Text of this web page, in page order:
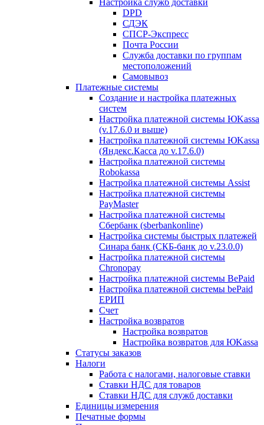
Настройка служб доставки
DPD
СДЭК
СПСР-Экспресс
Почта России
Служба доставки по группам
местоположений
Самовывоз
Платежные системы
Создание и настройка платежных
систем
Настройка платежной системы ЮKassa
(v.17.6.0 и выше)
Настройка платежной системы ЮKassa
(Яндекс.Касса до v.17.6.0)
Настройка платежной системы
Robokassa
Настройка платежной системы Assist
Настройка платежной системы
PayMaster
Настройка платежной системы
Сбербанк (sberbankonline)
Настройка системы быстрых платежей
Синара банк (СКБ-банк до v.23.0.0)
Настройка платежной системы
Chronopay
Настройка платежной системы BePaid
Настройка платежной системы bePaid
ЕРИП
Счет
Настройка возвратов
Настройка возвратов
Настройка возвратов для ЮKassa
Статусы заказов
Налоги
Работа с налогами, налоговые ставки
Ставки НДС для товаров
Ставки НДС для служб доставки
Единицы измерения
Печатные формы